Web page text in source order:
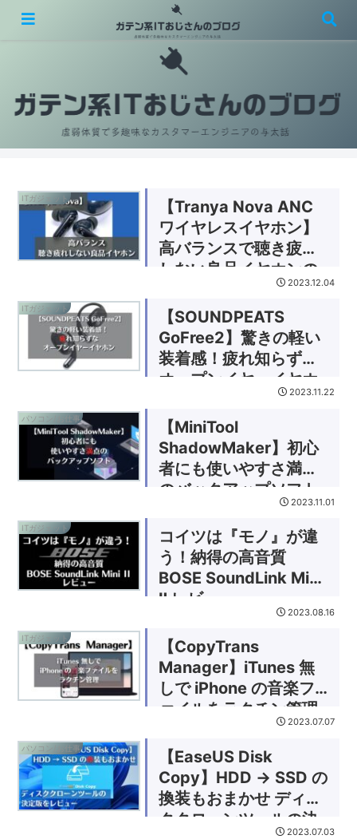
虚弱体質で多趣味なカスタマーエンジニアの与太話
ITガジェット
【Tranya Nova ANC
ワイヤレスイヤホン】
高バランスで聴き疲れ
しない良品イヤホンの
2023.12.04
ITガジェット
【SOUNDPEATS
GoFree2】驚きの軽い
装着感！疲れ知らずな
オープンイヤーイヤホ
2023.11.22
パソコン/お仕事
【MiniTool
ShadowMaker】初心
者にも使いやすさ満点
のバックアップソフト
2023.11.01
ITガジェット
コイツは『モノ』が違
う！納得の高音質
BOSE SoundLink Mini
Ⅱ レビュー
2023.08.16
ITガジェット
【CopyTrans
Manager】iTunes 無
しで iPhone の音楽フ
ァイルをラクチン管理
2023.07.07
パソコン/お仕事
【EaseUS Disk
Copy】HDD → SSD の
換装もおまかせ ディス
ククローンツールの決
2023.07.03